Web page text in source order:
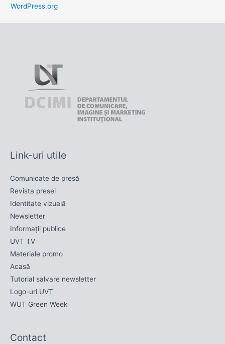
WordPress.org
Link-uri utile
Comunicate de presă
Revista presei
Identitate vizuală
Newsletter
Informații publice
UVT TV
Materiale promo
Acasă
Tutorial salvare newsletter
Logo-uri UVT
WUT Green Week
Contact